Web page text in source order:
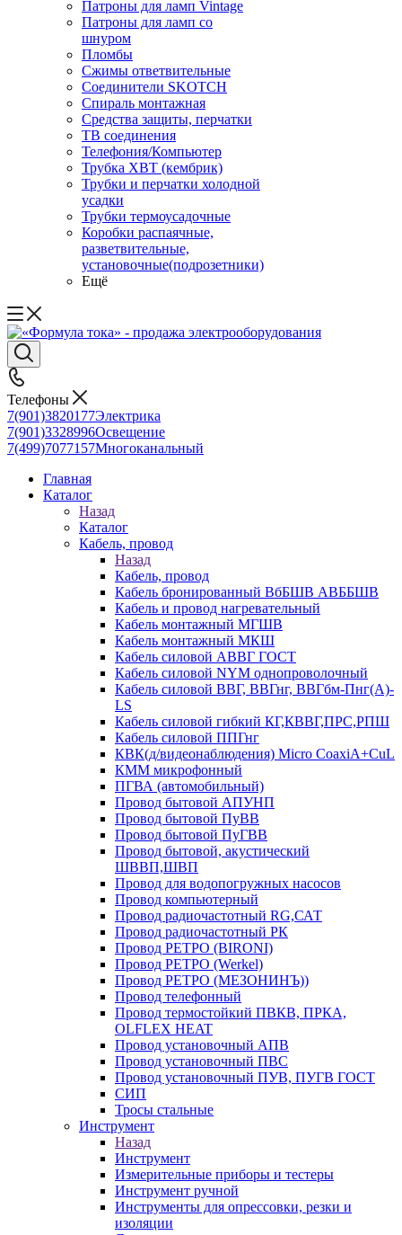
Патроны для ламп Vintage
Патроны для ламп со
шнуром
Пломбы
Сжимы ответвительные
Соединители SKOTCH
Спираль монтажная
Средства защиты, перчатки
ТВ соединения
Телефония/Компьютер
Трубка ХВТ (кембрик)
Трубки и перчатки холодной
усадки
Трубки термоусадочные
Коробки распаячные,
разветвительные,
установочные(подрозетники)
Ещё
Телефоны
7(901)3820177Электрика
7(901)3328996Освещение
7(499)7077157Многоканальный
Главная
Каталог
Назад
Каталог
Кабель, провод
Назад
Кабель, провод
Кабель бронированный ВбБШВ АВББШВ
Кабель и провод нагревательный
Кабель монтажный МГШВ
Кабель монтажный МКШ
Кабель силовой АВВГ ГОСТ
Кабель силовой NYM однопроволочный
Кабель силовой ВВГ, ВВГнг, ВВГбм-Пнг(А)-
LS
Кабель силовой гибкий КГ,КВВГ,ПРС,РПШ
Кабель силовой ППГнг
КВК(д/видеонаблюдения) Micro CoaxiA+CuL
КММ микрофонный
ПГВА (автомобильный)
Провод бытовой АПУНП
Провод бытовой ПуВВ
Провод бытовой ПуГВВ
Провод бытовой, акустический
ШВВП,ШВП
Провод для водопогружных насосов
Провод компьютерный
Провод радиочастотный RG,САТ
Провод радиочастотный РК
Провод РЕТРО (BIRONI)
Провод РЕТРО (Werkel)
Провод РЕТРО (МЕЗОНИНЪ))
Провод телефонный
Провод термостойкий ПВКВ, ПРКА,
OLFLEX HEAT
Провод установочный АПВ
Провод установочный ПВС
Провод установочный ПУВ, ПУГВ ГОСТ
СИП
Тросы стальные
Инструмент
Назад
Инструмент
Измерительные приборы и тестеры
Инструмент ручной
Инструменты для опрессовки, резки и
изоляции